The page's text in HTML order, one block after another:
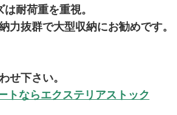
耐荷重を重視。
抜群で大型収納にお勧めです。
せ下さい。
トならエクステリアストック